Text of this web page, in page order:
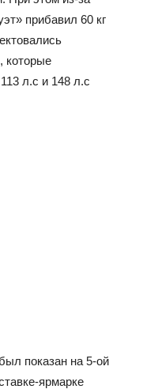
прибавил 60 кг
которые
л.с и 148 л.с
показан на 5-ой
ярмарке